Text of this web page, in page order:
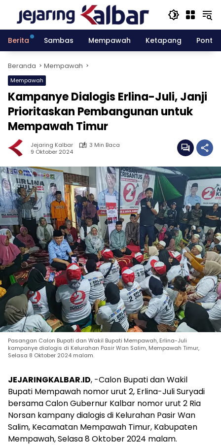
konten
Berita
Sambas Mempawah Ketapang
Beranda Mempawah
Mempawah
Kampanye Dialogis Erlina-Juli, Janji
Prioritaskan Pembangunan untuk
Mempawah Timur
Jejaring Kalbar
3 Min Baca
9 Oktober 2024
Pasangan Calon Bupati dan Wakil Bupati Mempawah, Erlina-Juli
kampanye dialogis di Kelurahan Pasir Wan Salim, Mempawah Timur,
Selasa 8 Oktober 2024 malam.
JEJARINGKALBAR.ID, -Calon Bupati dan Wakil
Bupati Mempawah nomor urut 2, Erlina-Juli Suryadi
bersama Calon Gubernur Kalbar nomor urut 2 Ria
Norsan kampany dialogis di Kelurahan Pasir Wan
Salim, Kecamatan Mempawah Timur, Kabupaten
Mempawah, Selasa 8 Oktober 2024 malam.